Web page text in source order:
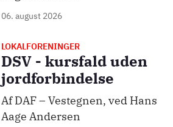
06. august 2026
LOKALFORENINGER
DSV - kursfald uden
jordforbindelse
Af DAF – Vestegnen, ved Hans
Aage Andersen